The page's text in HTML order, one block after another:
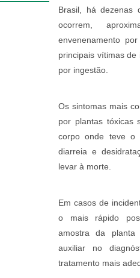
Brasil, há dezenas
ocorrem,
envenenamento
principais vítimas
por ingestão.
Os sintomas mais
por plantas tóxicas
corpo onde teve o
diarreia e
levar à morte.
Em casos de
o mais rápido
amostra da planta
auxiliar no
tratamento mais